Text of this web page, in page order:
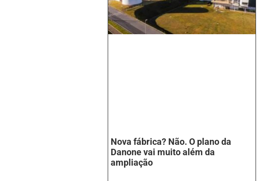
Nova fábrica? Não. O plano da
Danone vai muito além da
ampliação